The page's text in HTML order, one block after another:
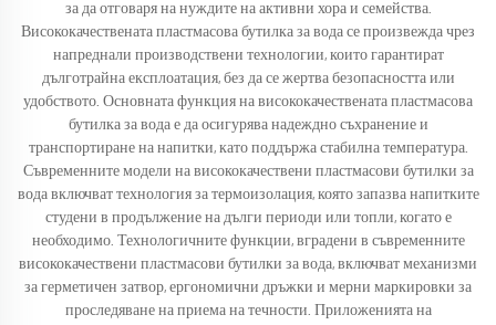
за да отговаря на нуждите на активни хора и семейства.
Висококачествената пластмасова бутилка за вода се произвежда чрез
напреднали производствени технологии, които гарантират
дълготрайна експлоатация, без да се жертва безопасността или
удобството. Основната функция на висококачествената пластмасова
бутилка за вода е да осигурява надеждно съхранение и
транспортиране на напитки, като поддържа стабилна температура.
Съвременните модели на висококачествени пластмасови бутилки за
вода включват технология за термоизолация, която запазва напитките
студени в продължение на дълги периоди или топли, когато е
необходимо. Технологичните функции, вградени в съвременните
висококачествени пластмасови бутилки за вода, включват механизми
за герметичен затвор, ергономични дръжки и мерни маркировки за
проследяване на приема на течности. Приложенията на